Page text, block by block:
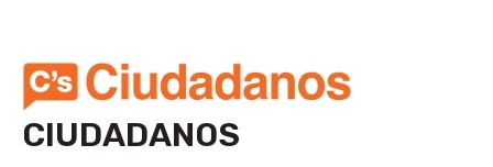
CIUDADANOS